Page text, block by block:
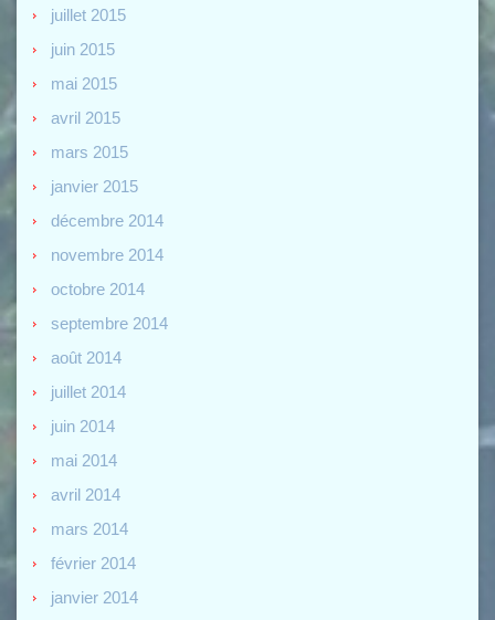
juillet 2015
juin 2015
mai 2015
avril 2015
mars 2015
janvier 2015
décembre 2014
novembre 2014
octobre 2014
septembre 2014
août 2014
juillet 2014
juin 2014
mai 2014
avril 2014
mars 2014
février 2014
janvier 2014